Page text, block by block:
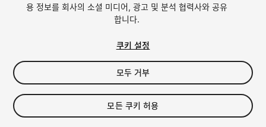
$14.99
세금/부가세는 결제 시 반영됩니다.
용 정보를 회사의 소셜 미디어, 광고 및 분석 협력사와 공유
합니다.
쿠키 설정
모두 거부
모든 쿠키 허용